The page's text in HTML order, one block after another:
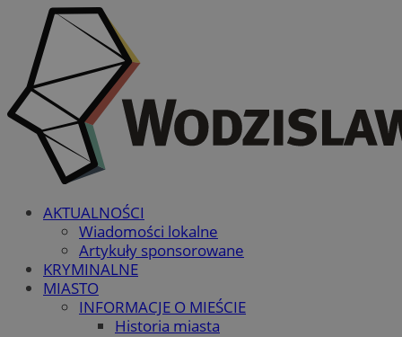
AKTUALNOŚCI
Wiadomości lokalne
Artykuły sponsorowane
KRYMINALNE
MIASTO
INFORMACJE O MIEŚCIE
Historia miasta